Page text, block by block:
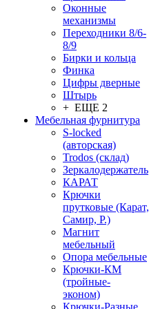
Оконные
механизмы
Переходники 8/6-
8/9
Бирки и кольца
Финка
Цифры дверные
Штырь
+ ЕЩЕ 2
Мебельная фурнитура
S-locked
(авторская)
Trodos (склад)
Зеркалодержатель
КАРАТ
Крючки
прутковые (Карат,
Самир, Р.)
Магнит
мебельный
Опора мебельные
Крючки-КМ
(тройные-
эконом)